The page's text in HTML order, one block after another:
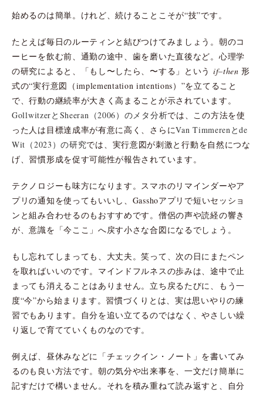
始めるのは簡単。けれど、続けることこそが“技”です。
たとえば毎日のルーティンと結びつけてみましょう。朝のコ
ーヒーを飲む前、通勤の途中、歯を磨いた直後など。心理学
の研究によると、「もし〜したら、〜する」という if–then 形
式の“実行意図（implementation intentions）”を立てること
で、行動の継続率が大きく高まることが示されています。
GollwitzerとSheeran（2006）のメタ分析では、この方法を使
った人は目標達成率が有意に高く、さらにVan Timmerenとde
Wit（2023）の研究では、実行意図が刺激と行動を自然につな
げ、習慣形成を促す可能性が報告されています。
テクノロジーも味方になります。スマホのリマインダーやア
プリの通知を使ってもいいし、Gasshoアプリで短いセッショ
ンと組み合わせるのもおすすめです。僧侶の声や読経の響き
が、意識を「今ここ」へ戻す小さな合図になるでしょう。
もし忘れてしまっても、大丈夫。笑って、次の日にまたペン
を取ればいいのです。マインドフルネスの歩みは、途中で止
まっても消えることはありません。立ち戻るたびに、もう一
度“今”から始まります。習慣づくりとは、実は思いやりの練
習でもあります。自分を追い立てるのではなく、やさしい繰
り返しで育てていくものなのです。
例えば、昼休みなどに「チェックイン・ノート」を書いてみ
るのも良い方法です。朝の気分や出来事を、一文だけ簡単に
記すだけで構いません。それを積み重ねて読み返すと、自分